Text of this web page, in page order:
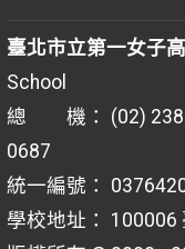
臺北市立第一女子
School
總 機： (02)
0687
統一編號：
學校地址： 100006